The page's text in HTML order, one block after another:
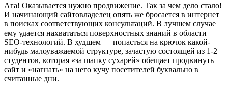
Ага! Оказывается нужно продвижение. Так за чем дело стало!
И начинающий сайтовладелец опять же бросается в интернет
в поисках соответствующих консультаций. В лучшем случае
ему удается нахвататься поверхностных знаний в области
SEO-технологий. В худшем — попасться на крючок какой-
нибудь малоуважаемой структуре, зачастую состоящей из 1-2
студентов, которая «за шапку сухарей» обещает продвинуть
сайт и «нагнать» на него кучу посетителей буквально в
считанные дни.